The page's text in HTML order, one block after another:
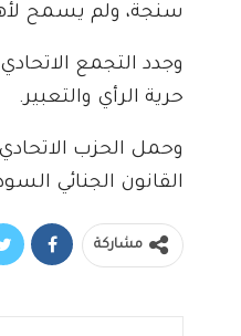
سنجة، ولم يسمح
وجدد التجمع
حرية الرأي والتعبير.
وحمل الحزب
القانون الجنائي
مشاركة